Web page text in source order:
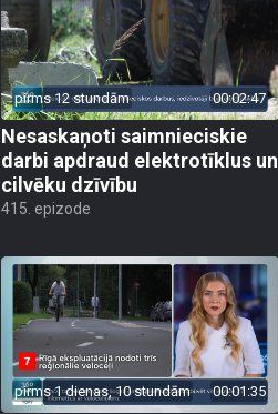
pirms 12 stundām 00:02:47
Nesaskaņoti saimnieciskie
darbi apdraud elektrotīklus un
cilvēku dzīvību
415. epizode
pirms 1 dienas, 10 stundām 00:01:35